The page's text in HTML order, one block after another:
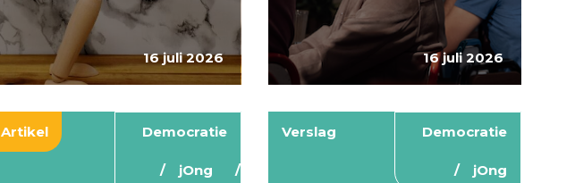
16 juli 2026 16 juli 2026
Artikel Democratie
jOng
Verslag Democratie
jOng